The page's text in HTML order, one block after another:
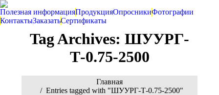
Полезная информацияПродукцияОпросникиФотографии
КонтактыЗаказатьСертификаты
Tag Archives: ШУУРГ-
Т-0.75-2500
You are here:
Главная
Entries tagged with "ШУУРГ-Т-0.75-2500"